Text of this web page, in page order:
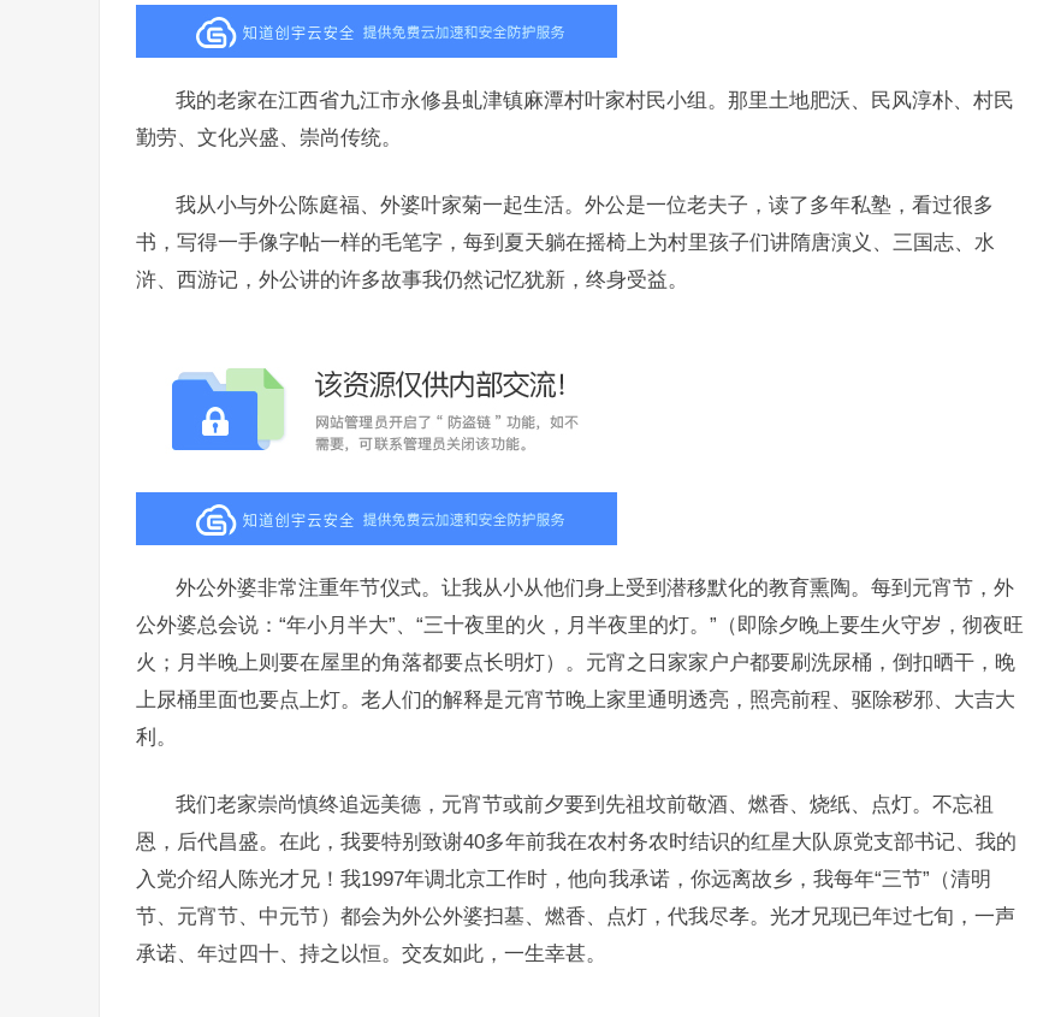
我的老家在江西省九江市永修县虬津镇麻潭村叶家村民小组。那里土地肥沃、民风淳朴、村民
勤劳、文化兴盛、崇尚传统。
我从小与外公陈庭福、外婆叶家菊一起生活。外公是一位老夫子，读了多年私塾，看过很多
书，写得一手像字帖一样的毛笔字，每到夏天躺在摇椅上为村里孩子们讲隋唐演义、三国志、水
浒、西游记，外公讲的许多故事我仍然记忆犹新，终身受益。
外公外婆非常注重年节仪式。让我从小从他们身上受到潜移默化的教育熏陶。每到元宵节，外
公外婆总会说：“年小月半大”、“三十夜里的火，月半夜里的灯。”（即除夕晚上要生火守岁，彻夜旺
火；月半晚上则要在屋里的角落都要点长明灯）。元宵之日家家户户都要刷洗尿桶，倒扣晒干，晚
上尿桶里面也要点上灯。老人们的解释是元宵节晚上家里通明透亮，照亮前程、驱除秽邪、大吉大
利。
我们老家崇尚慎终追远美德，元宵节或前夕要到先祖坟前敬酒、燃香、烧纸、点灯。不忘祖
恩，后代昌盛。在此，我要特别致谢40多年前我在农村务农时结识的红星大队原党支部书记、我的
入党介绍人陈光才兄！我1997年调北京工作时，他向我承诺，你远离故乡，我每年“三节”（清明
节、元宵节、中元节）都会为外公外婆扫墓、燃香、点灯，代我尽孝。光才兄现已年过七旬，一声
承诺、年过四十、持之以恒。交友如此，一生幸甚。